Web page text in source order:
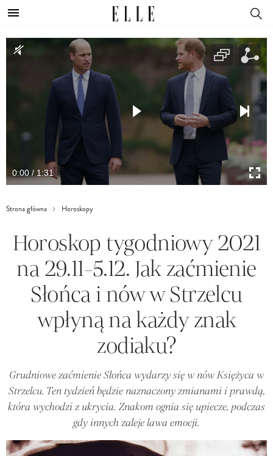
0:00 / 1:31
Strona główna Horoskopy
Horoskop tygodniowy 2021
na 29.11-5.12. Jak zaćmienie
Słońca i nów w Strzelcu
wpłyną na każdy znak
zodiaku?
Grudniowe zaćmienie Słońca wydarzy się w nów Księżyca w
Strzelcu. Ten tydzień będzie naznaczony zmianami i prawdą,
która wychodzi z ukrycia. Znakom ognia się upiecze, podczas
gdy innych zaleje lawa emocji.